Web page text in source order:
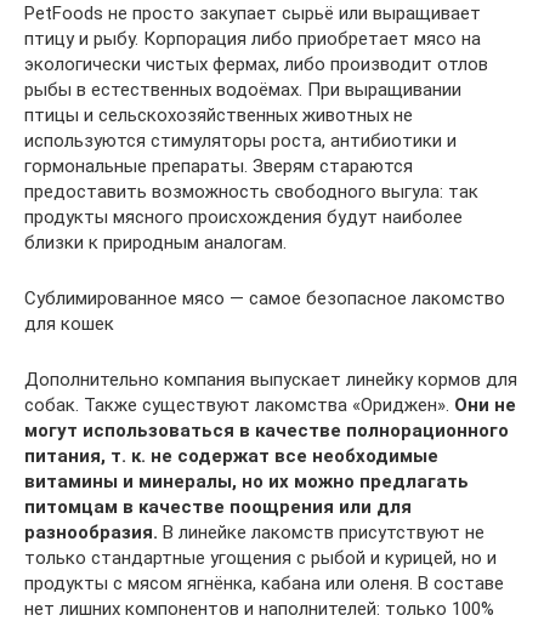
PetFoods не просто закупает сырьё или выращивает
птицу и рыбу. Корпорация либо приобретает мясо на
экологически чистых фермах, либо производит отлов
рыбы в естественных водоёмах. При выращивании
птицы и сельскохозяйственных животных не
используются стимуляторы роста, антибиотики и
гормональные препараты. Зверям стараются
предоставить возможность свободного выгула: так
продукты мясного происхождения будут наиболее
близки к природным аналогам.
Сублимированное мясо — самое безопасное лакомство
для кошек
Дополнительно компания выпускает линейку кормов для
собак. Также существуют лакомства «Ориджен». Они не
могут использоваться в качестве полнорационного
питания, т. к. не содержат все необходимые
витамины и минералы, но их можно предлагать
питомцам в качестве поощрения или для
разнообразия. В линейке лакомств присутствуют не
только стандартные угощения с рыбой и курицей, но и
продукты с мясом ягнёнка, кабана или оленя. В составе
нет лишних компонентов и наполнителей: только 100%